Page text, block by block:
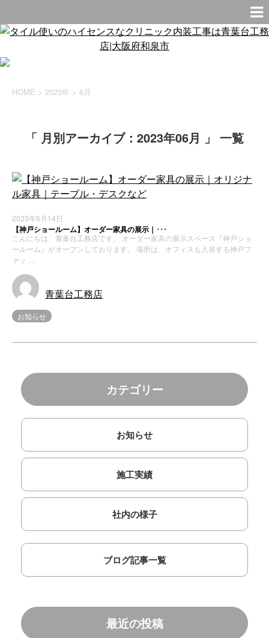
HOME > 2023年 > 6月
「 月別アーカイブ：2023年06月 」 一覧
2023年6月14日
【神戸ショールーム】オーダー家具の展示｜･･･
こんにちは、青葉台工務店です。 オーダー家具の展示スペース『神戸ショ
ールーム』がオープンしております。 場所は、オフィスも入居する神戸フ
ァッ …
青葉台工務店
お知らせ
カテゴリー
お知らせ
施工実績
社内の様子
ブログ記事一覧
最近の投稿